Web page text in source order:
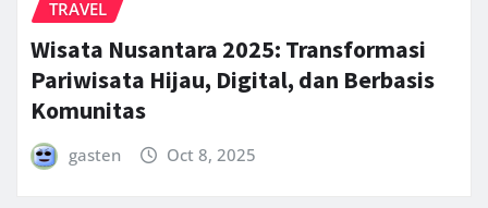
TRAVEL
Wisata Nusantara 2025: Transformasi
Pariwisata Hijau, Digital, dan Berbasis
Komunitas
gasten Oct 8, 2025